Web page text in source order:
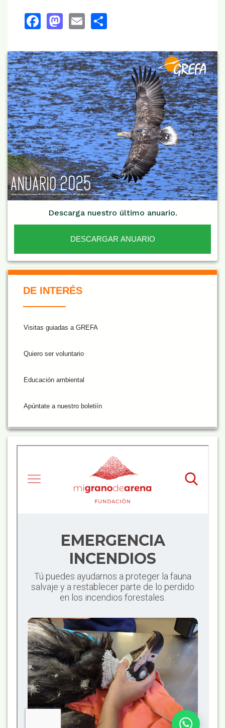
Facebook
Mastodon
Email
Descarga nuestro último anuario.
DESCARGAR ANUARIO
De Interés NARANJA
DE INTERÉS
Visitas guiadas a GREFA
Quiero ser voluntario
Educación ambiental
Apúntate a nuestro boletiín